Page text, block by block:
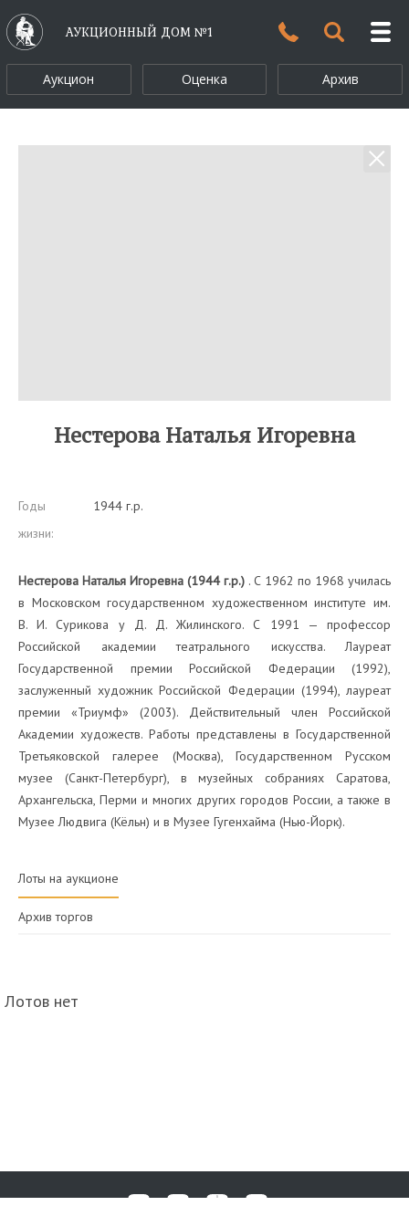
АУКЦИОННЫЙ ДОМ №1
Аукцион Оценка Архив
Нестерова Наталья Игоревна
Годы
жизни:
1944 г.р.
Нестерова Наталья Игоревна (1944 г.р.) . С 1962 по 1968 училась
в Московском государственном художественном институте им.
В. И. Сурикова у Д. Д. Жилинского. С 1991 — профессор
Российской академии театрального искусства. Лауреат
Государственной премии Российской Федерации (1992),
заслуженный художник Российской Федерации (1994), лауреат
премии «Триумф» (2003). Действительный член Российской
Академии художеств. Работы представлены в Государственной
Третьяковской галерее (Москва), Государственном Русском
музее (Санкт-Петербург), в музейных собраниях Саратова,
Архангельска, Перми и многих других городов России, а также в
Музее Людвига (Кёльн) и в Музее Гугенхайма (Нью-Йорк).
Лоты на аукционе
Архив торгов
Лотов нет